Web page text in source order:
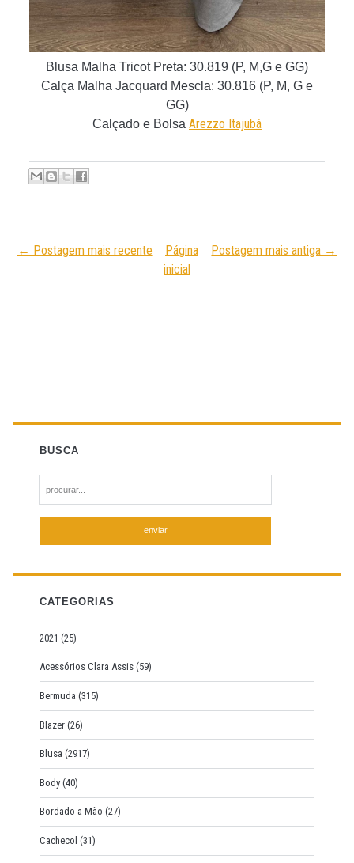
Blusa Malha Tricot Preta: 30.819 (P, M,G e GG)
Calça Malha Jacquard Mescla: 30.816 (P, M, G e
GG)
Calçado e Bolsa Arezzo Itajubá
← Postagem mais recente Postagem mais antiga →
Página
inicial
BUSCA
e
h
f
r
:
CATEGORIAS
2021 (25)
Acessórios Clara Assis (59)
Bermuda (315)
Blazer (26)
Blusa (2917)
Body (40)
Bordado a Mão (27)
Cachecol (31)